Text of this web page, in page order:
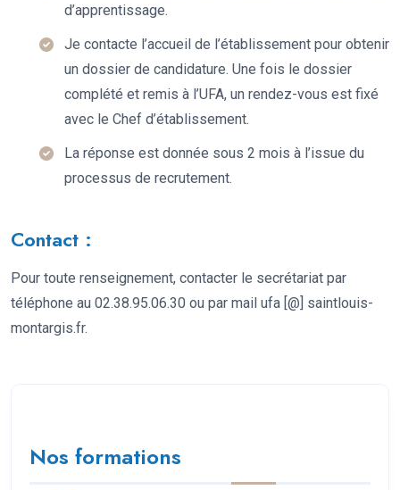
d’apprentissage.
Je contacte l’accueil de l’établissement pour obtenir
un dossier de candidature. Une fois le dossier
complété et remis à l’UFA, un rendez-vous est fixé
avec le Chef d’établissement.
La réponse est donnée sous 2 mois à l’issue du
processus de recrutement.
Contact :
Pour toute renseignement, contacter le secrétariat par
téléphone au 02.38.95.06.30 ou par mail ufa [@] saintlouis-
montargis.fr.
Nos formations